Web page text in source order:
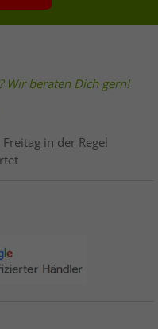
Wir beraten Dich gern!
in der Regel